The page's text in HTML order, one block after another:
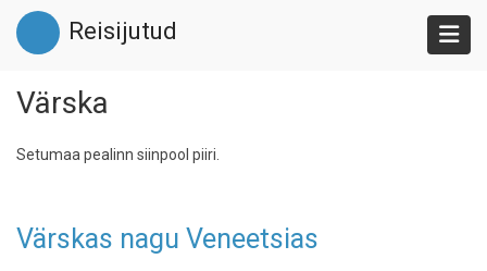
Liigu
edasi
põhisisu
Reisijutud
Värska
Setumaa pealinn siinpool piiri.
Värskas nagu Veneetsias